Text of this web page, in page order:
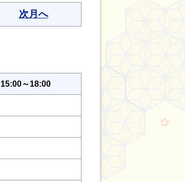
次月へ
15:00～18:00